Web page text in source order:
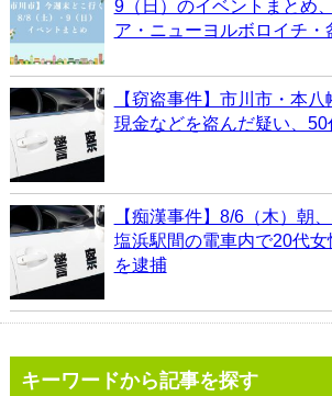
9（日）のイベントまとめ
ア・ニューヨルボロイチ・
【窃盗事件】市川市・本
現金などを盗んだ疑い、
【痴漢事件】8/6（木）朝
塩浜駅間の電車内で20代
を逮捕
キーワードから記事を探す